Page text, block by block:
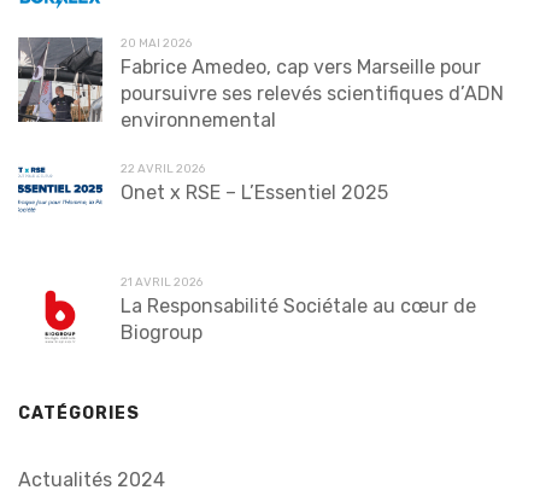
20 MAI 2026
Fabrice Amedeo, cap vers Marseille pour
poursuivre ses relevés scientifiques d’ADN
environnemental
22 AVRIL 2026
Onet x RSE – L’Essentiel 2025
21 AVRIL 2026
La Responsabilité Sociétale au cœur de
Biogroup
CATÉGORIES
Actualités 2024